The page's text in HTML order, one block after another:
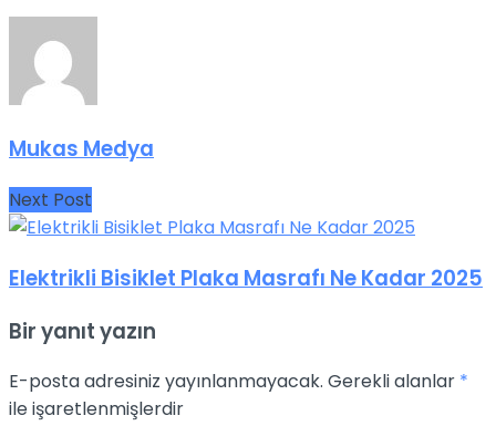
Mukas Medya
Next Post
Elektrikli Bisiklet Plaka Masrafı Ne Kadar 2025
Bir yanıt yazın
E-posta adresiniz yayınlanmayacak. Gerekli alanlar *
ile işaretlenmişlerdir